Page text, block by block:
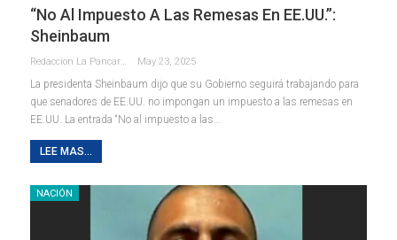
“No Al Impuesto A Las Remesas En EE.UU.”:
Sheinbaum
Redaccion La Pancarta De Quintana Roo May 23, 2025
La presidenta Sheinbaum dijo que su Gobierno seguirá trabajando para
que senadores de EE.UU. no impongan un impuesto a las remesas en
EE.UU. La entrada “No al impuesto a las…
LEE MAS...
NACIÓN